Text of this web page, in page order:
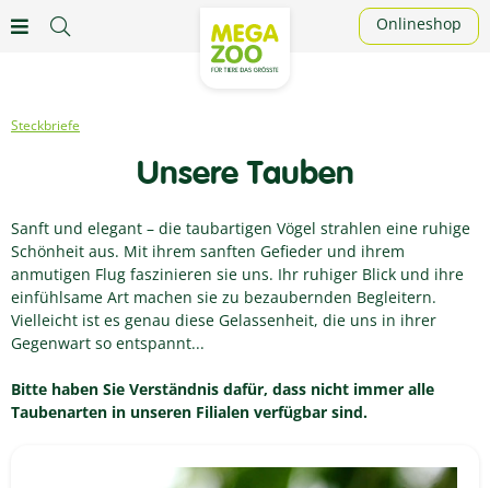
Onlineshop
Steckbriefe
Unsere Tauben
Sanft und elegant – die taubartigen Vögel strahlen eine ruhige
Schönheit aus. Mit ihrem sanften Gefieder und ihrem
anmutigen Flug faszinieren sie uns. Ihr ruhiger Blick und ihre
einfühlsame Art machen sie zu bezaubernden Begleitern.
Vielleicht ist es genau diese Gelassenheit, die uns in ihrer
Gegenwart so entspannt...
Bitte haben Sie Verständnis dafür, dass nicht immer alle
Taubenarten in unseren Filialen verfügbar sind.